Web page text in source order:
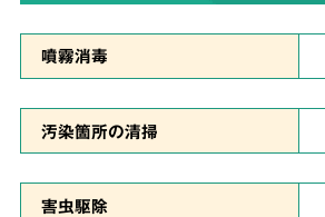
私たちは、
ご依頼者様のお気持
噴霧消毒
汚染箇所の清掃
害虫駆除